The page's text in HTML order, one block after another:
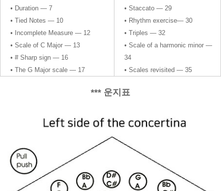
• Duration — 7
• Tied Notes — 10
• Incomplete Measure — 12
• Scale of C Major — 13
• # Sharp sign — 16
• The G Major scale — 17
• Staccato — 29
• Rhythm exercise— 30
• Triples — 32
• Scale of a harmonic minor —
34
• Scales revisited — 35
*** 운지표